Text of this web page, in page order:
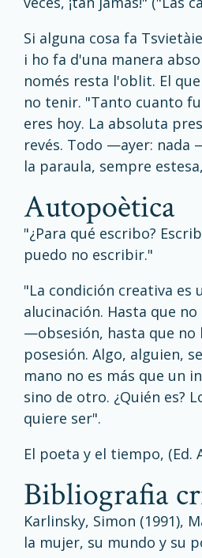
Si alguna cosa fa
i ho fa d'una manera
només resta l'oblit. El
no tenir. "Tanto cuanto
eres hoy. La absoluta
revés. Todo —ayer: nada
la paraula, sempre
autopoètica
"¿Para qué escribo?
puedo no escribir."
"La condición creativa es
alucinación. Hasta que
—obsesión, hasta que
posesión. Algo, alguien,
mano no es más que un
sino de otro. ¿Quién es?
quiere ser".
El poeta y el tiempo, (Ed.
bibliografia
Karlinsky, Simon (1991),
la mujer, su mundo y su